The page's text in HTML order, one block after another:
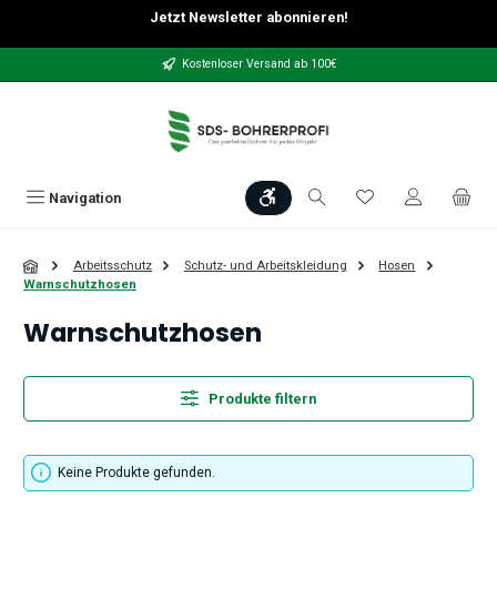
Zum Hauptinhalt springenJetzt Newsletter abonnieren!
Kostenloser Versand ab 100€
Navigation Werkzeugleiste anzeigen
Du hast 0
Arbeitsschutz Schutz- und Arbeitskleidung
Hosen
Warnschutzhosen
Warnschutzhosen
Produkte filtern
Keine Produkte gefunden.